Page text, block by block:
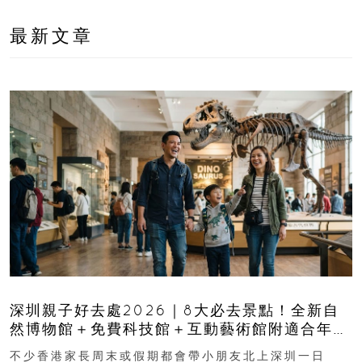
最新文章
深圳親子好去處2026｜8大必去景點！全新自
然博物館＋免費科技館＋互動藝術館附適合年
齡、交通、門票、開放時間
不少香港家長周末或假期都會帶小朋友北上深圳一日